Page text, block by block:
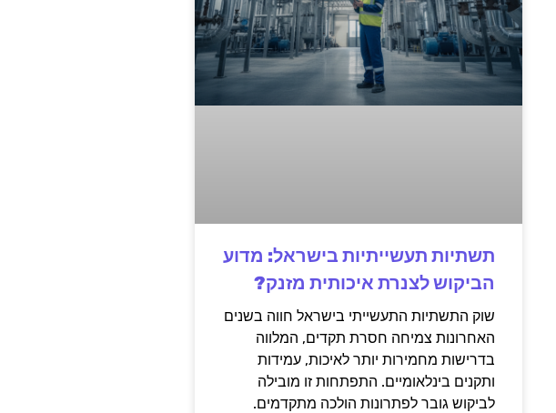
תשתיות תעשייתיות בישראל: מדוע
הביקוש לצנרת איכותית מזנק?
שוק התשתיות התעשייתי בישראל חווה בשנים
האחרונות צמיחה חסרת תקדים, המלווה
בדרישות מחמירות יותר לאיכות, עמידות
ותקנים בינלאומיים. התפתחות זו מובילה
לביקוש גובר לפתרונות הולכה מתקדמים.